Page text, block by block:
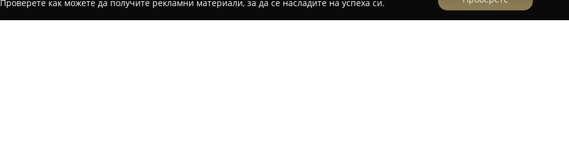
Проверете как можете да получите рекламни материали, за да се насладите на успеха си.